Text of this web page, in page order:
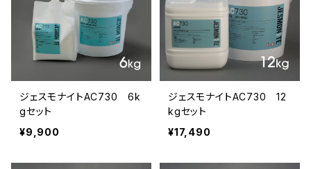
ジェスモナイトAC730 6k
gセット
¥9,900
ジェスモナイトAC730 12
kgセット
¥17,490